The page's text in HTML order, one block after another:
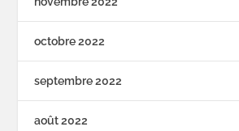
octobre 2022
septembre 2022
août 2022